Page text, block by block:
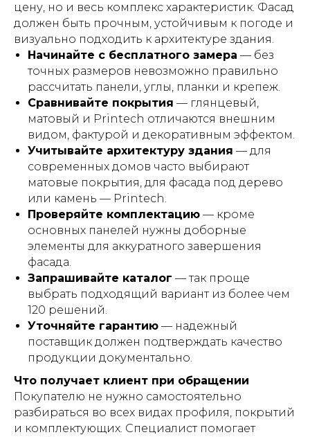
цену, но и весь комплекс характеристик. Фасад
должен быть прочным, устойчивым к погоде и
визуально подходить к архитектуре здания.
Начинайте с бесплатного замера — без
точных размеров невозможно правильно
рассчитать панели, углы, планки и крепеж.
Сравнивайте покрытия — глянцевый,
матовый и Printech отличаются внешним
видом, фактурой и декоративным эффектом.
Учитывайте архитектуру здания — для
современных домов часто выбирают
матовые покрытия, для фасада под дерево
или камень — Printech.
Проверяйте комплектацию — кроме
основных панелей нужны доборные
элементы для аккуратного завершения
фасада.
Запрашивайте каталог — так проще
выбрать подходящий вариант из более чем
120 решений.
Уточняйте гарантию — надежный
поставщик должен подтверждать качество
продукции документально.
Что получает клиент при обращении
Покупателю не нужно самостоятельно
разбираться во всех видах профиля, покрытий
и комплектующих. Специалист помогает